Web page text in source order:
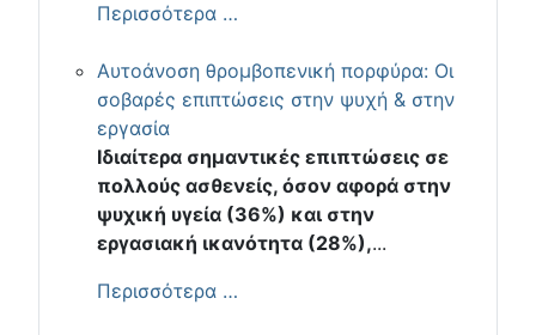
Περισσότερα …
Αυτοάνοση θρομβοπενική πορφύρα: Οι
σοβαρές επιπτώσεις στην ψυχή & στην
εργασία
Ιδιαίτερα σημαντικές επιπτώσεις σε
πολλούς ασθενείς, όσον αφορά στην
ψυχική υγεία (36%) και στην
εργασιακή ικανότητα (28%),...
Περισσότερα …